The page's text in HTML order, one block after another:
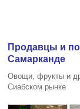
Продавцы и
Самарканде
Овощи, фрукты и
Сиабском рынке